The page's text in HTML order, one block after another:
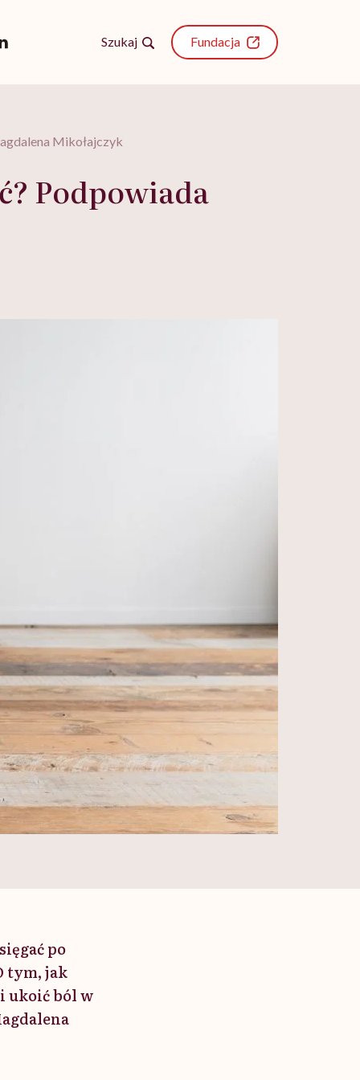
Szukaj Fundacja
Mikołajczyk
Podpowiada
po
tym, jak
ukoić ból w